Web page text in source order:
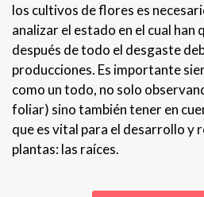
los cultivos de flores es
analizar el estado en el cual han
después de todo el desgaste
producciones. Es importante
como un todo, no solo
foliar) sino también tener en
que es vital para el desarrollo y
plantas: las raíces.